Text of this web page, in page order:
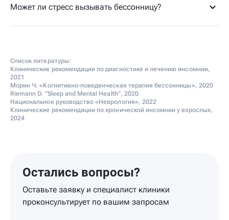
Может ли стресс вызывать бессонницу?
Список литературы:
Клинические рекомендации по диагностике и лечению инсомнии,
2021
Морин Ч. «Когнитивно-поведенческая терапия бессонницы», 2020
Riemann D. “Sleep and Mental Health”, 2020
Национальное руководство «Неврология», 2022
Клинические рекомендации по хронической инсомнии у взрослых,
2024
Остались вопросы?
Оставьте заявку и специалист клиники
проконсультирует по вашим запросам